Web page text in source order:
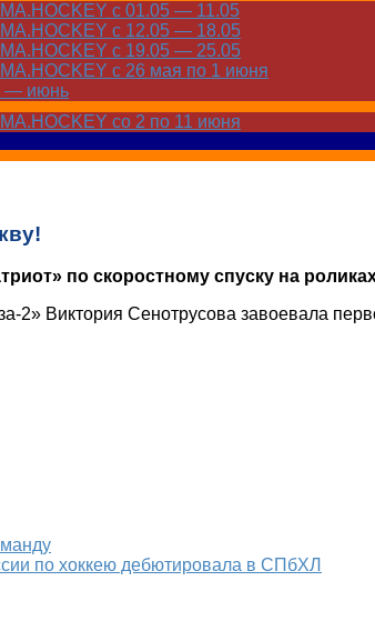
с 01.05 — 11.05
с 12.05 — 18.05
с 19.05 — 25.05
с 26 мая по 1 июня
— июнь
со 2 по 11 июня
по скоростному спуску на
2» Виктория Сенотрусова завоевала
по хоккею дебютировала в СПбХЛ